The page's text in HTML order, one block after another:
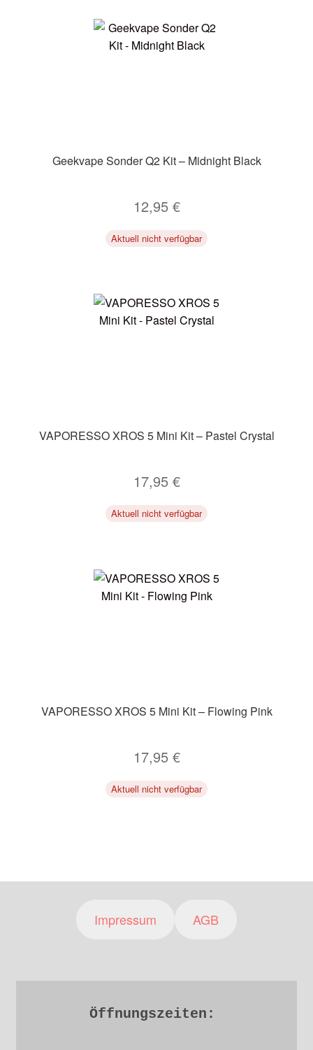
Geekvape Sonder Q2 Kit – Midnight Black
12,95 €
Aktuell nicht verfügbar
VAPORESSO XROS 5 Mini Kit – Pastel Crystal
17,95 €
Aktuell nicht verfügbar
VAPORESSO XROS 5 Mini Kit – Flowing Pink
17,95 €
Aktuell nicht verfügbar
Impressum AGB
Öffnungszeiten: